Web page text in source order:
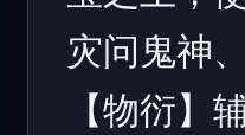
灾问鬼神
【物衍】